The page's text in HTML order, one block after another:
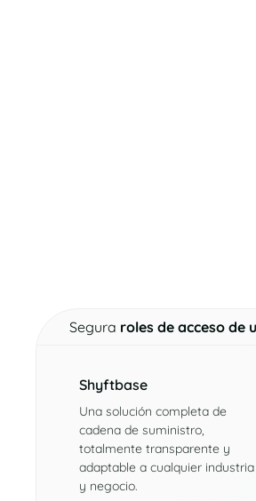
Segura roles de acceso de
Shyftbase
Una solución completa de
cadena de suministro,
totalmente transparente y
adaptable a cualquier industria
y negocio.